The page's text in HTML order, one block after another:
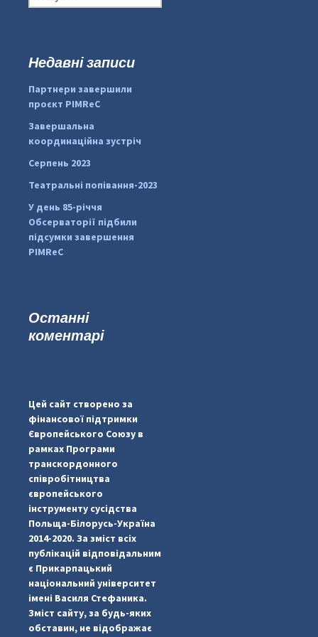
#PipIvanToday
pimrec_project
о
:Недавні записи
Партнери завершили
проєкт PIMReC
Завершальна
координаційна зустріч
Серпень 2023
Театральні попівання-2023
У день 85-річчя
Обсерваторії підбили
підсумки завершення
PIMReC
Останні
коментарі
Цей сайт створено за
фінансової підтримки
Європейського Союзу в
рамках Програми
транскордонного
співробітництва
європейського
інструменту сусідства
Польща-Білорусь-Україна
2014-2020. За зміст всіх
публікацій відповідальним
є Прикарпацький
національний університет
імені Василя Стефаника.
Зміст сайту, за будь-яких
обставин, не відображає